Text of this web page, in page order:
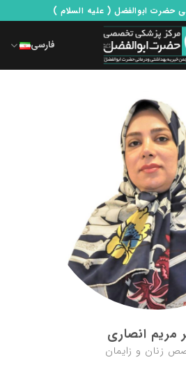
حضرت ابوالفضل ( علیه السلام )
فارسی
مریم انصاری
زنان و زایمان